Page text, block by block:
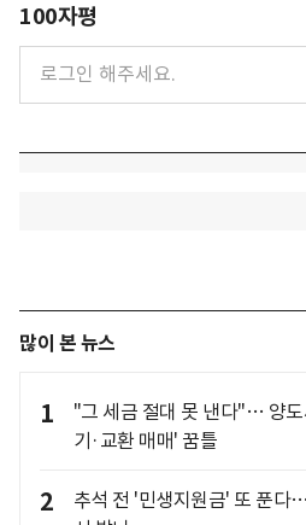
100자평
많이 본 뉴스
1
"그 세금 절대 못 낸다"… 양
기·교환 매매' 꿈틀
2
추석 전 '민생지원금' 또 푼다